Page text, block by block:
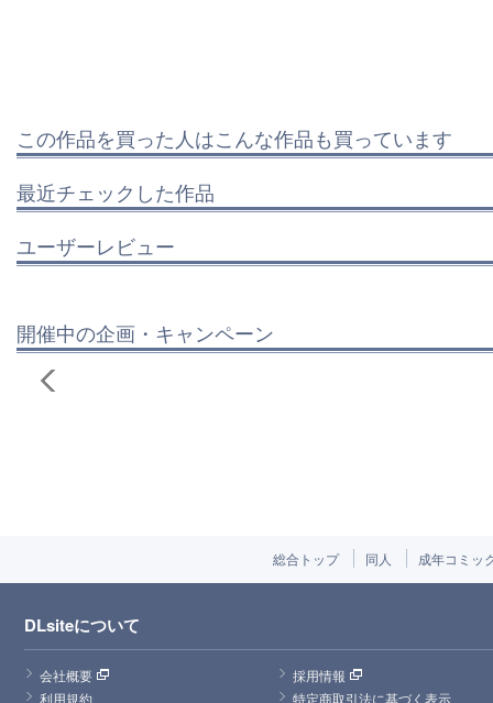
この作品を買った人はこんな作品も買っています
最近チェックした作品
ユーザーレビュー
開催中の企画・キャンペーン
総合トップ 同人 成年コミッ
DLsiteについて
会社概要
採用情報
利用規約
特定商取引法に基づく表示